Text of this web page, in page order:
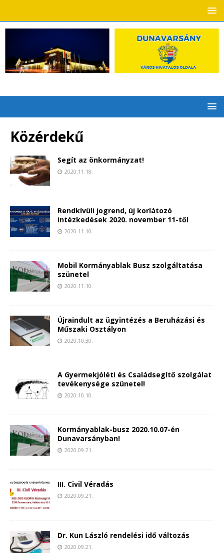
Közérdekű
Segít az önkormányzat!
2020.11.18.
Rendkívüli jogrend, új korlátozó
intézkedések 2020. november 11-től
2020.11.10.
Mobil Kormányablak Busz szolgáltatása
szünetel
2020.11.10.
Újraindult az ügyintézés a Beruházási és
Műszaki Osztályon
2020.10.30.
A Gyermekjóléti és Családsegítő szolgálat
tevékenysége szünetel!
2020.10.10.
Kormányablak-busz 2020.10.07-én
Dunavarsányban!
2020.09.21.
III. Civil Véradás
2020.09.21.
Dr. Kun László rendelési idő változás
2020.09.21.